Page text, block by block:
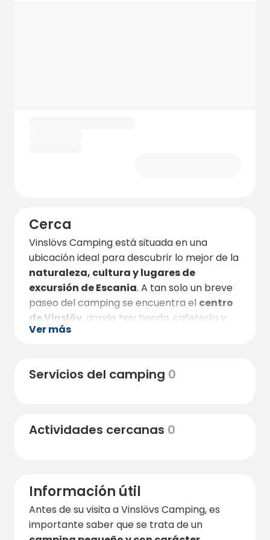
Cerca
Vinslövs Camping está situada en una
ubicación ideal para descubrir lo mejor de la
naturaleza, cultura y lugares de
excursión de Escania. A tan solo un breve
paseo del camping se encuentra el centro
de Vinslöv , donde hay tienda, cafetería y
otros servicios. Aquí hay también una
En tren o en coche se llega a
restaurantes, comercios, bares y
o incluso a Dinamarca
En los alrededores hay varios lugares de
interés muy populares. Visite elCastillo de
Ver más
Servicios del camping 0
Actividades cercanas 0
Información útil
Antes de su visita a Vinslövs Camping, es
importante saber que se trata de un